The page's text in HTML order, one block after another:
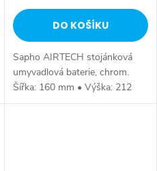
DO KOŠÍKU
Sapho AIRTECH stojánková
umyvadlová baterie, chrom.
Šířka: 160 mm • Výška: 212
mm • Hloubka: 120 mm •